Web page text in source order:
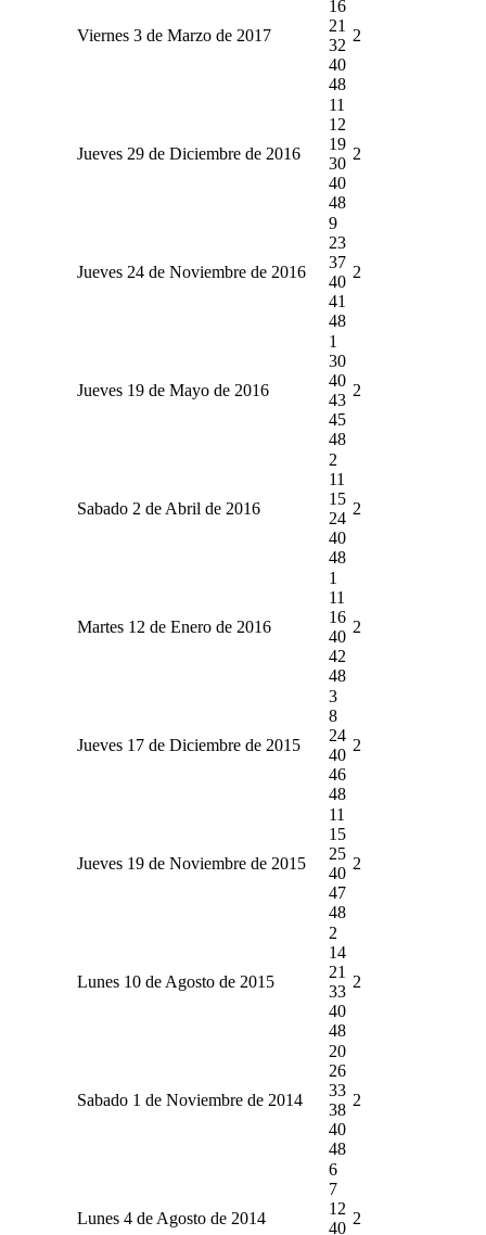
Viernes 3 de Marzo de 2017
16
21
32
40
48
2
Jueves 29 de Diciembre de 2016
11
12
19
30
40
48
2
Jueves 24 de Noviembre de 2016
9
23
37
40
41
48
2
Jueves 19 de Mayo de 2016
1
30
40
43
45
48
2
Sabado 2 de Abril de 2016
2
11
15
24
40
48
2
Martes 12 de Enero de 2016
1
11
16
40
42
48
2
Jueves 17 de Diciembre de 2015
3
8
24
40
46
48
2
Jueves 19 de Noviembre de 2015
11
15
25
40
47
48
2
Lunes 10 de Agosto de 2015
2
14
21
33
40
48
2
Sabado 1 de Noviembre de 2014
20
26
33
38
40
48
2
Lunes 4 de Agosto de 2014
6
7
12
40
2